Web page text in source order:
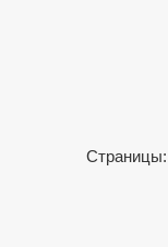
Страницы: